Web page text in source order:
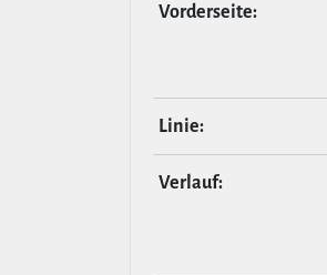
Vor­der­seite:
Linie:
Verlauf: